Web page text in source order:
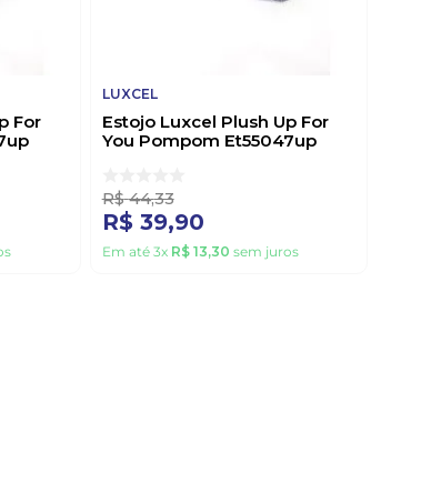
For
LUXCEL
Estojo Luxcel Plush Up For
You Pompom Et55047up
R$ 44,33
R$ 39,90
Em até 3x R$ 13,30 sem juros